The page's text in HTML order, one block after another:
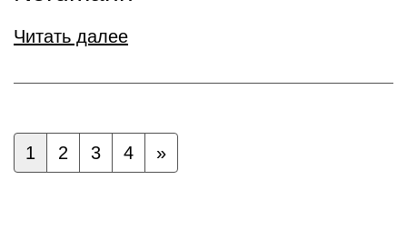
Читать далее
1 2 3 4 »